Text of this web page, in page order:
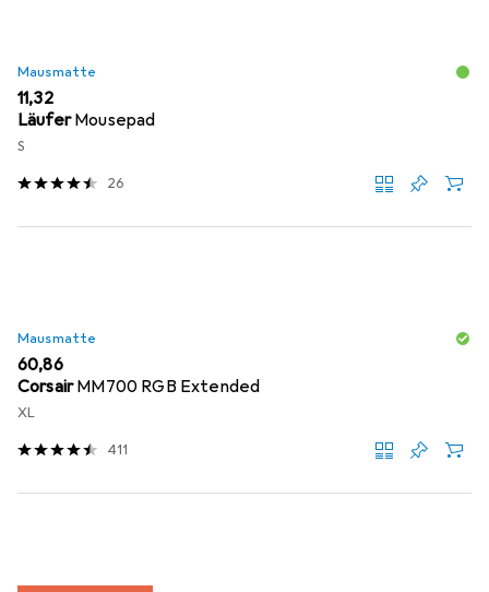
Mausmatte
EUR
11,32
Läufer Mousepad
S
26
Mausmatte
EUR
60,86
CorsairMM700 RGB Extended
XL
411